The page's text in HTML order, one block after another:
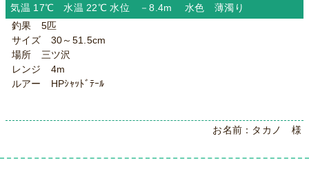
気温 17℃ 水温 22℃ 水位 －8.4m 水色 薄濁り
釣果 5匹
サイズ 30～51.5cm
場所 三ツ沢
レンジ 4m
ルアー HPｼｬｯﾄﾞﾃｰﾙ
お名前：タカノ 様